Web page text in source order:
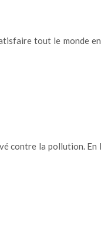
tout le monde
contre la pollution. En